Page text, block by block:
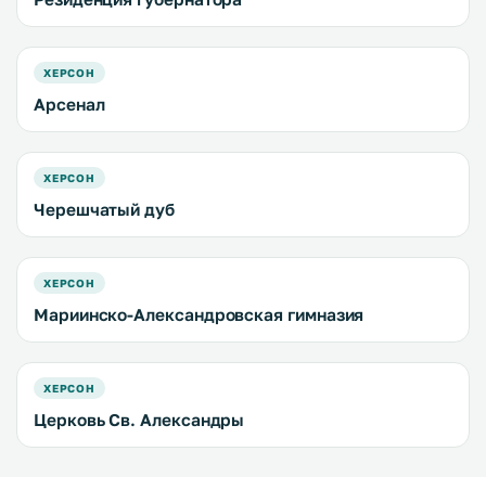
ХЕРСОН
Арсенал
ХЕРСОН
Черешчатый дуб
ХЕРСОН
Мариинско-Александровская гимназия
ХЕРСОН
Церковь Св. Александры